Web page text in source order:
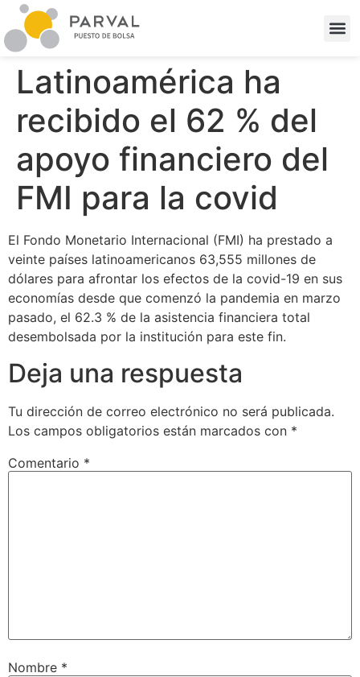
Latinoamérica ha
recibido el 62 % del
apoyo financiero del
FMI para la covid
El Fondo Monetario Internacional (FMI) ha prestado a
veinte países latinoamericanos 63,555 millones de
dólares para afrontar los efectos de la covid-19 en sus
economías desde que comenzó la pandemia en marzo
pasado, el 62.3 % de la asistencia financiera total
desembolsada por la institución para este fin.
Deja una respuesta
Tu dirección de correo electrónico no será publicada.
Los campos obligatorios están marcados con *
Comentario *
Nombre *